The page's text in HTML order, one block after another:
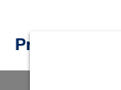
Promoções